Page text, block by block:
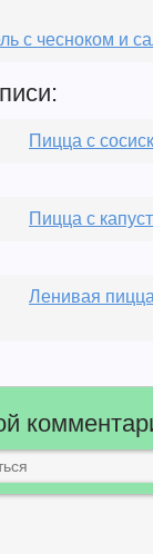
с чесноком и
Пицца с
Пицца с
Ленивая